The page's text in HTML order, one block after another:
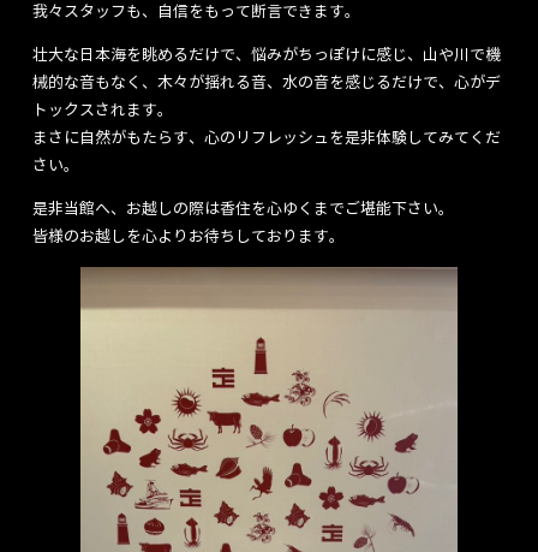
我々スタッフも、自信をもって断言できます。
壮大な日本海を眺めるだけで、悩みがちっぽけに感じ、山や川で機
械的な音もなく、木々が揺れる音、水の音を感じるだけで、心がデ
トックスされます。
まさに自然がもたらす、心のリフレッシュを是非体験してみてくだ
さい。
是非当館へ、お越しの際は香住を心ゆくまでご堪能下さい。
皆様のお越しを心よりお待ちしております。